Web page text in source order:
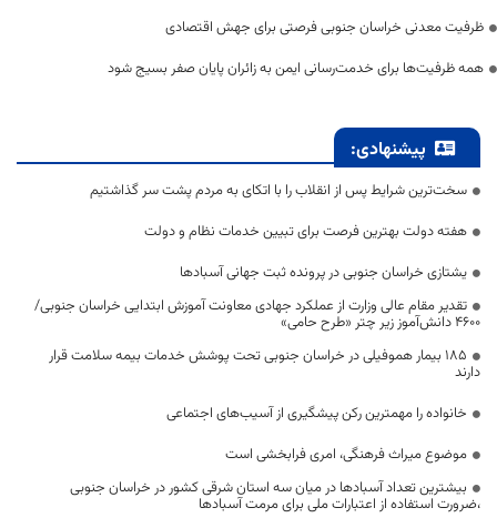
ظرفیت معدنی خراسان جنوبی فرصتی برای جهش اقتصادی
همه ظرفیت‌ها برای خدمت‌رسانی ایمن به زائران پایان صفر بسیج شود
پیشنهادی:
سخت‌ترین شرایط پس از انقلاب را با اتکای به مردم پشت سر گذاشتیم
هفته دولت بهترین فرصت برای تبیین خدمات نظام و دولت
یشتازی خراسان جنوبی در پرونده ثبت جهانی آسبادها
تقدیر مقام عالی وزارت از عملکرد جهادی معاونت آموزش ابتدایی خراسان جنوبی/
۴۶۰۰ دانش‌آموز زیر چتر «طرح حامی»
۱۸۵ بیمار هموفیلی در خراسان جنوبی تحت پوشش خدمات بیمه سلامت قرار
دارند
خانواده را مهمترین رکن پیشگیری از آسیب‌های اجتماعی
موضوع میراث فرهنگی، امری فرابخشی است
بیشترین تعداد آسبادها در میان سه استان شرقی کشور در خراسان جنوبی
،ضرورت استفاده از اعتبارات ملی برای مرمت آسبادها